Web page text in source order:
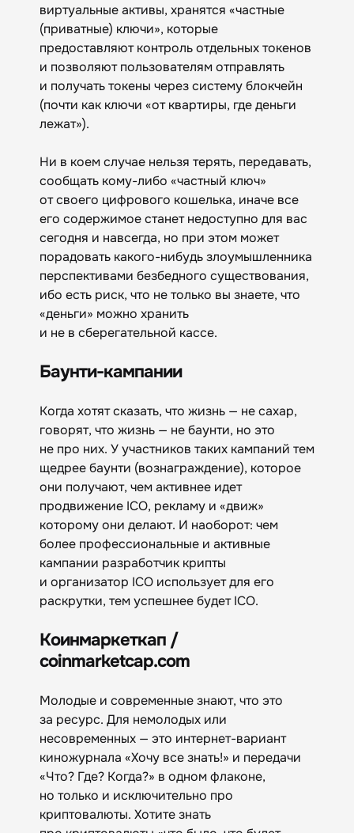
виртуальные активы, хранятся «частные
(приватные) ключи», которые
предоставляют контроль отдельных токенов
и позволяют пользователям отправлять
и получать токены через систему блокчейн
(почти как ключи «от квартиры, где деньги
лежат»).
Ни в коем случае нельзя терять, передавать,
сообщать кому-либо «частный ключ»
от своего цифрового кошелька, иначе все
его содержимое станет недоступно для вас
сегодня и навсегда, но при этом может
порадовать какого-нибудь злоумышленника
перспективами безбедного существования,
ибо есть риск, что не только вы знаете, что
«деньги» можно хранить
и не в сберегательной кассе.
Баунти-кампании
Когда хотят сказать, что жизнь — не сахар,
говорят, что жизнь — не баунти, но это
не про них. У участников таких кампаний тем
щедрее баунти (вознаграждение), которое
они получают, чем активнее идет
продвижение ICO, рекламу и «движ»
которому они делают. И наоборот: чем
более профессиональные и активные
кампании разработчик крипты
и организатор ICO использует для его
раскрутки, тем успешнее будет ICO.
Коинмаркеткап /
coinmarketcap.com
Молодые и современные знают, что это
за ресурс. Для немолодых или
несовременных — это интернет-вариант
киножурнала «Хочу все знать!» и передачи
«Что? Где? Когда?» в одном флаконе,
но только и исключительно про
криптовалюты. Хотите знать